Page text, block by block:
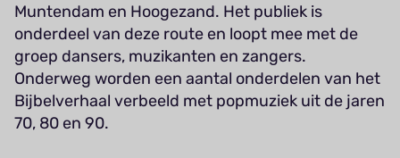
Muntendam en Hoogezand. Het publiek is
onderdeel van deze route en loopt mee met de
groep dansers, muzikanten en zangers.
Onderweg worden een aantal onderdelen van het
Bijbelverhaal verbeeld met popmuziek uit de jaren
70, 80 en 90.